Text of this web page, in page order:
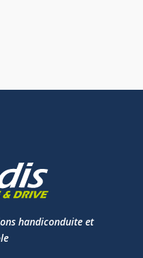
handiconduite et